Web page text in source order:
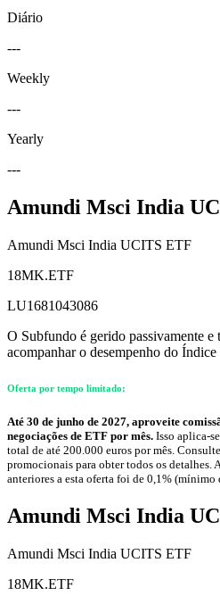
Diário
---
Weekly
---
Yearly
---
Amundi Msci India
Amundi Msci India UCITS ETF
18MK.ETF
LU1681043086
O Subfundo é gerido passivamente
acompanhar o desempenho do
Oferta por tempo limitado:
Até 30 de junho de 2027, aproveite
negociações de ETF por mês. Isso aplica-
total de até 200.000 euros por mês.
promocionais para obter todos os detalhes.
anteriores a esta oferta foi de 0,1%
Amundi Msci India
Amundi Msci India UCITS ETF
18MK.ETF